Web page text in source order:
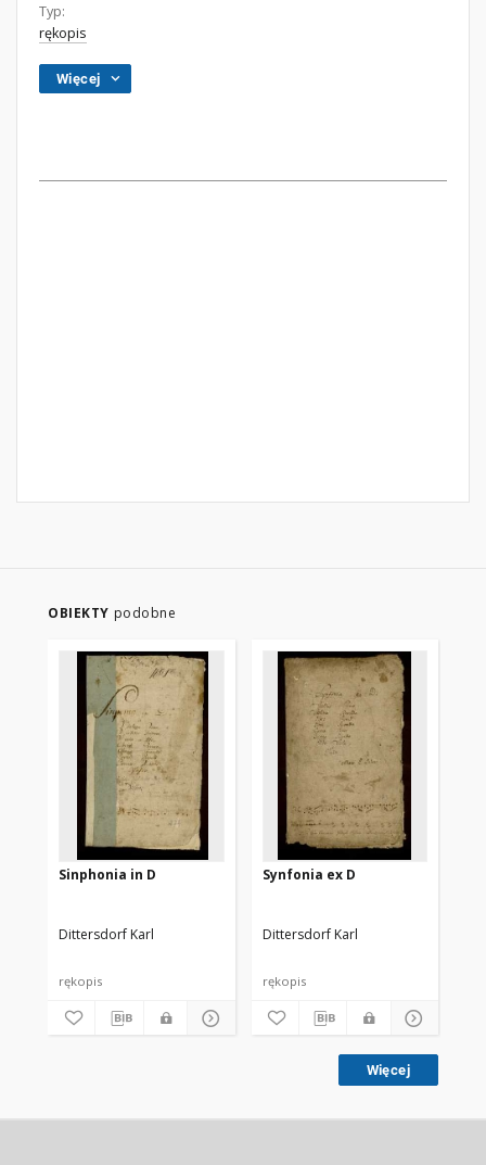
Typ:
rękopis
Więcej
OBIEKTY podobne
Sinphonia in D
Dittersdorf Karl
rękopis
Synfonia ex D
Dittersdorf Karl
rękopis
Więcej